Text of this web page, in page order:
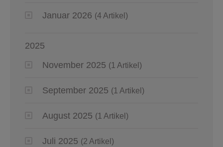
Januar 2026 (4 Artikel)
2025
November 2025 (1 Artikel)
September 2025 (1 Artikel)
August 2025 (1 Artikel)
Juli 2025 (2 Artikel)